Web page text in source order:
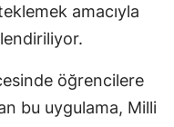
Trabzon
Şanlıurfa
amacıyla
öğrencilere
bu uygulama, Milli